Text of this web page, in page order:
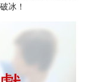
冰！